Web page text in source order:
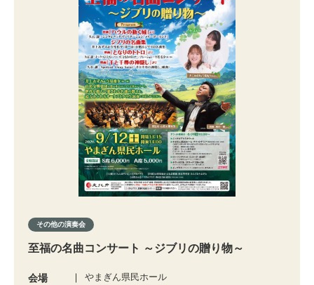
その他の演奏会
至福の名曲コンサート ～ジブリの贈り物～
会場 やまぎん県民ホール